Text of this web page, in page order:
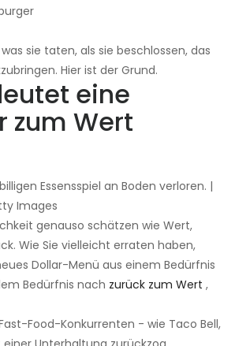
sie taten, als sie beschlossen, das
Hier ist der Grund.
eine
zum Wert
Essensspiel an Boden verloren. |
Images
genauso schätzen wie Wert,
Wie Sie vielleicht erraten haben,
Dollar-Menü aus einem Bedürfnis
Bedürfnis nach zurück zum Wert ,
Food-Konkurrenten - wie Taco Bell,